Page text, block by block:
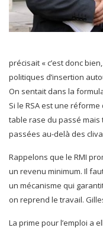
précisait « c’est donc
politiques d’insertion
On sentait dans la
Si le RSA est une
table rase du passé
passées au-delà des
Rappelons que le RMI
un revenu minimum. Il
un mécanisme qui
on reprend le travail.
La prime pour l’emploi a